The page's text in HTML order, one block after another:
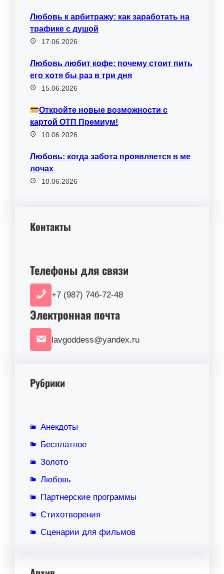
Любовь к арбитражу: как заработать на
трафике с душой
17.06.2026
Любовь любит кофе: почему стоит пить
его хотя бы раз в три дня
15.06.2026
Откройте новые возможности с
картой ОТП Премиум!
10.06.2026
Любовь: когда забота проявляется в ме
лочах
10.06.2026
Контакты
Телефоны для связи
+7 (987) 746-72-48
Электронная почта
lavgoddess@yandex.ru
Рубрики
Анекдоты
Бесплатное
Золото
Любовь
Партнерские программы
Стихотворения
Сценарии для фильмов